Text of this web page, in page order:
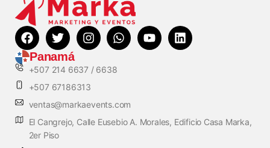
Panamá
+507 214 6637 / 6638
+507 67186313
ventas@markaevents.com
El Cangrejo, Calle Eusebio A. Morales, Edificio Casa Marka,
2er Piso